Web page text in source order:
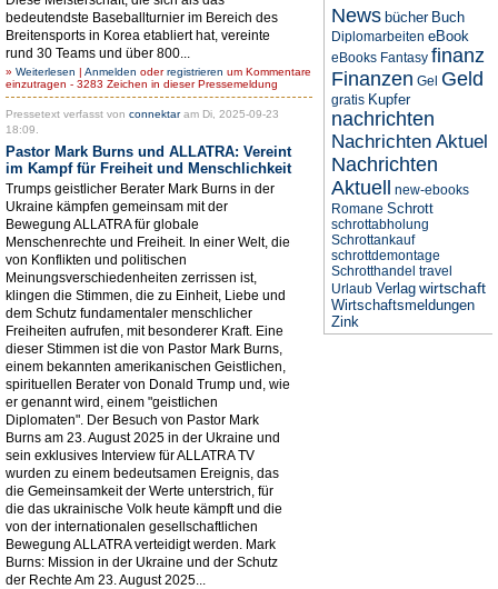
bedeutendste Baseballturnier im Bereich des
Breitensports in Korea etabliert hat, vereinte
rund 30 Teams und über 800...
» Weiterlesen | Anmelden oderregistrieren um Kommentare
einzutragen - 3283 Zeichen in dieser Pressemeldung
Pressetext verfasst von connektaram Di, 2025-09-23
18:09.
Pastor Mark Burns und ALLATRA: Vereint
im Kampf für Freiheit und Menschlichkeit
Trumps geistlicher Berater Mark Burns in der
Ukraine kämpfen gemeinsam mit der
Bewegung ALLATRA für globale
Menschenrechte und Freiheit. In einer Welt, die
von Konflikten und politischen
Meinungsverschiedenheiten zerrissen ist,
klingen die Stimmen, die zu Einheit, Liebe und
dem Schutz fundamentaler menschlicher
Freiheiten aufrufen, mit besonderer Kraft. Eine
dieser Stimmen ist die von Pastor Mark Burns,
einem bekannten amerikanischen Geistlichen,
spirituellen Berater von Donald Trump und, wie
er genannt wird, einem "geistlichen
Diplomaten". Der Besuch von Pastor Mark
Burns am 23. August 2025 in der Ukraine und
sein exklusives Interview für ALLATRA TV
wurden zu einem bedeutsamen Ereignis, das
die Gemeinsamkeit der Werte unterstrich, für
die das ukrainische Volk heute kämpft und die
von der internationalen gesellschaftlichen
Bewegung ALLATRA verteidigt werden. Mark
Burns: Mission in der Ukraine und der Schutz
der Rechte Am 23. August 2025...
News bücher Buch
Diplomarbeiten eBook
eBooks Fantasy finanz
Finanzen Gel Geld
gratis Kupfer
nachrichten
Nachrichten Aktuel
Nachrichten
Aktuell
new-ebooks
Romane Schrott
schrottabholung
Schrottankauf
schrottdemontage
Schrotthandel travel
Urlaub Verlag wirtschaft
Wirtschaftsmeldungen
Zink